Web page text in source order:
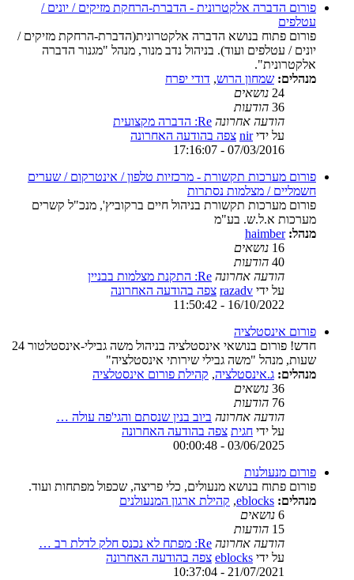
פורום הדברה אלקטרונית - הדברת-הרחקת מזיקים / יונים /
עטלפים
פורום פתוח בנושא הדברה אלקטרונית(הדברת-הרחקת מזיקים /
יונים / עטלפים ועוד). בניהול נדב מנור, מנהל "מגנור הדברה
אלקטרונית".
מנהלים: שמחון הרוש, דודי יפרח
24 נושאים
36 הודעות
הודעה אחרונה Re: הדברה מקצועית
על ידיnir צפה בהודעה האחרונה
07/03/2016 - 17:16:07
פורום מערכות תקשורת - מרכזיות טלפון / אינטרקום / שערים
חשמליים / מצלמות נסתרות
פורום מערכות תקשורת בניהול חיים ברקוביץ', מנכ"ל קשרים
מערכות א.ל.ש. בע"מ
מנהל: haimber
16 נושאים
40 הודעות
הודעה אחרונה Re: התקנת מצלמות בבניין
על ידי razadv צפה בהודעה האחרונה
16/10/2022 - 11:50:42
פורום אינסטלציה
חדש! פורום בנושאי אינסטלציה בניהול משה גבילי-אינסטלטור 24
שעות, מנהל "משה גבילי שירותי אינסטלציה"
מנהלים: ג.אינסטלציה, קהילת פורום אינסטלציה
36 נושאים
76 הודעות
הודעה אחרונה ביוב בנין שנסתם והגי'פה עולה …
על ידי חגית צפה בהודעה האחרונה
03/06/2025 - 00:00:48
פורום מנעולנות
פורום פתוח בנושא מנעולים, כלי פריצה, שכפול מפתחות ועוד.
מנהלים: eblocks
, קהילת ארגון המנעולנים
6 נושאים
15 הודעות
הודעה אחרונה Re: מפתח לא נכנס חלק לדלת רב …
על ידי eblocks צפה בהודעה האחרונה
21/07/2021 - 10:37:04